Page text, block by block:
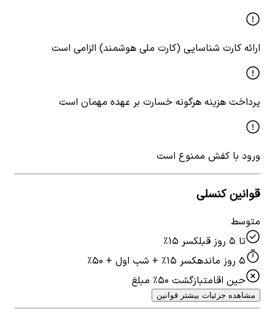
ارائه کارت شناسایی (کارت ملی هوشمند) الزامی است
پرداخت هزینه هرگونه خسارت بر عهده مهمان است
ورود با کفش ممنوع است
قوانین کنسلی
متوسط
تا ۵ روز قبل
کسر ۱۵٪
۵ روز مانده
کسر ۱۵٪ + شب اول + ۵۰٪
حین اقامتبازگشت ۵۰٪ مبلغ
مشاهده جزئیات بیشتر قوانین